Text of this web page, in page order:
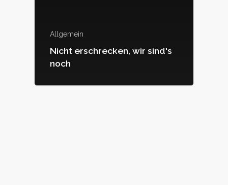
Allgemein
Nicht erschrecken, wir sind's
noch